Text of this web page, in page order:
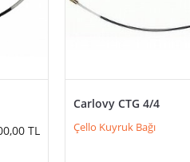
TL
Carlovy CTG 4/4
Çello Kuyruk Bağı